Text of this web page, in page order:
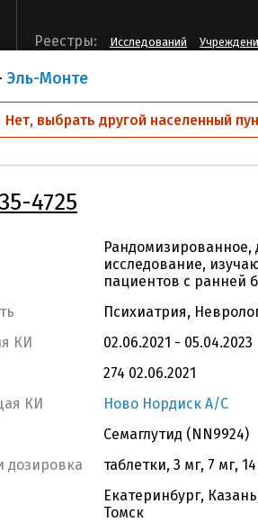
Эль-Монте
Нет, выбрать другой населенный
Реестры: Исследований
NN6535-4725
4725
Рандомизированное,
исследование,
пациентов с ранней
Психиатрия,
КИ
02.06.2021 - 05.04.2023
274 02.06.2021
КИ
Ново Нордиск А/С
Семаглутид (NN9924)
дозировка
таблетки, 3 мг, 7 мг,
Екатеринбург,
Томск